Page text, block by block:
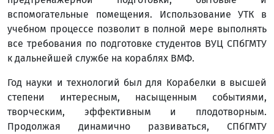
вспомогательные помещения. Использование УТК в
учебном процессе позволит в полной мере выполнять
все требования по подготовке студентов ВУЦ СПбГМТУ
к дальнейшей службе на кораблях ВМФ.
Год науки и технологий был для Корабелки в высшей
степени интересным, насыщенным событиями,
творческим, эффективным и плодотворным.
Продолжая динамично развиваться, СПбГМТУ